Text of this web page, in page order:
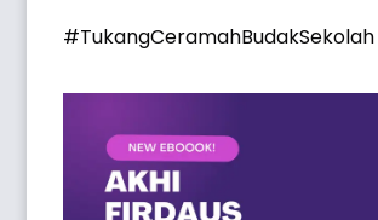
#TukangCeramahBudakSekolah